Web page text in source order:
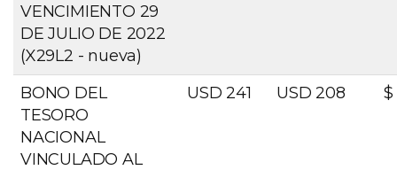
VENCIMIENTO 29
DE JULIO DE 2022
(X29L2 - nueva)
BONO DEL
TESORO
NACIONAL
VINCULADO AL
USD 241 USD 208 $